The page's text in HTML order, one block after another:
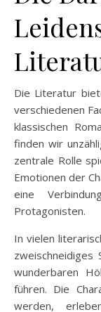
Die Literatur
verschiedenen
klassischen
finden wir
zentrale Rolle
Emotionen der
eine
Protagonisten.
In vielen
wunderbaren
führen. Die
werden,